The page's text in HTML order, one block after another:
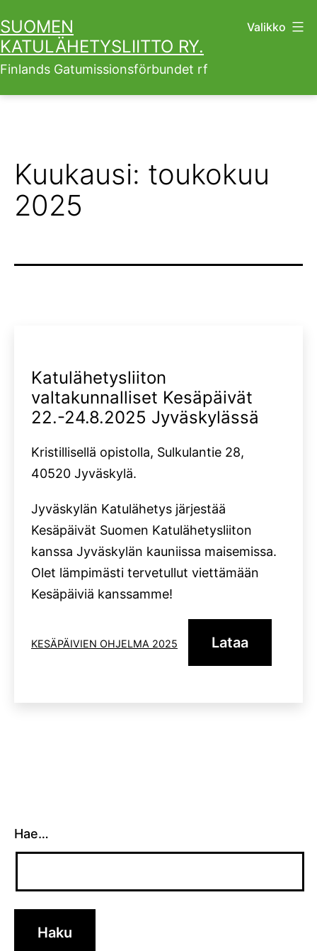
sisältöön
SUOMEN
KATULÄHETYSLIITTO RY.
Finlands Gatumissionsförbundet rf
Valikko
Kuukausi: toukokuu
2025
Katulähetysliiton
valtakunnalliset Kesäpäivät
22.-24.8.2025 Jyväskylässä
Kristillisellä opistolla, Sulkulantie 28,
40520 Jyväskylä.
Jyväskylän Katulähetys järjestää
Kesäpäivät Suomen Katulähetysliiton
kanssa Jyväskylän kauniissa maisemissa.
Olet lämpimästi tervetullut viettämään
Kesäpäiviä kanssamme!
KESÄPÄIVIEN OHJELMA 2025 Lataa
Hae…